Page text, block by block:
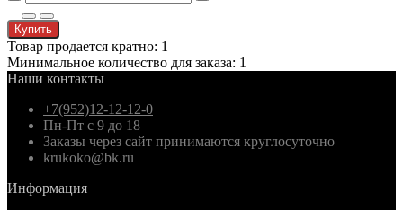
Купить
Товар продается кратно: 1
Минимальное количество для заказа: 1
Наши контакты
+7(952)12-12-12-0
Пн-Пт с 9 до 18
Заказы через сайт принимаются круглосуточно
krukoko@bk.ru
Информация